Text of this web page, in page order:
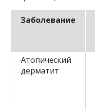
Заболевание
Атопический
дерматит